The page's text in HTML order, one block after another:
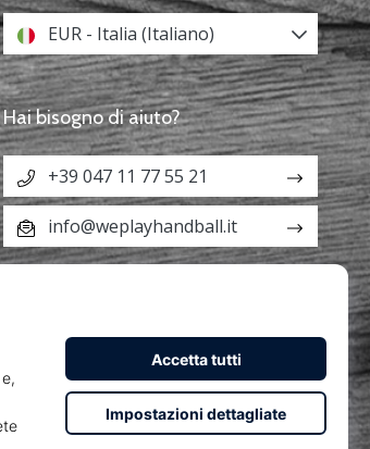
EUR - Italia (Italiano)
Hai bisogno di aiuto?
+39 047 11 77 55 21
info@weplayhandball.it